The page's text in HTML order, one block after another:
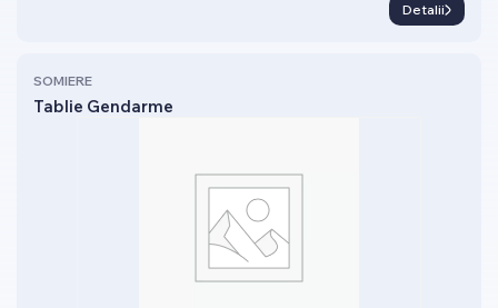
Detalii
SOMIERE
Tablie Gendarme